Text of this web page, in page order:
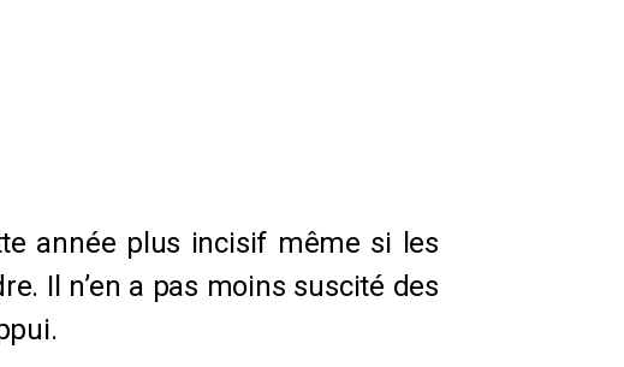
année plus incisif même si les
Il n’en a pas moins suscité des